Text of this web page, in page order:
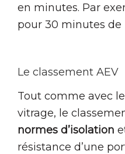
en minutes. Par
pour 30 minutes de
Le classement AEV
Tout comme avec
vitrage, le
normes d’isolation
résistance d’une